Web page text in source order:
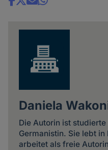
Share
Daniela
Die Autorin ist
Germanistin. Sie lebt
arbeitet als freie